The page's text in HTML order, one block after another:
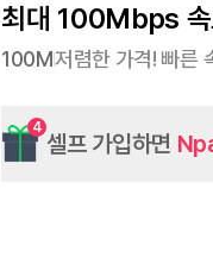
최대 100Mbps
100M저렴한 가격! 빠른
4
셀프 가입하면